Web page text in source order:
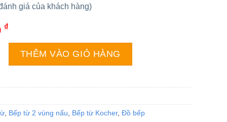
giá của khách hàng)
₫
DI-833GE số lượng
THÊM VÀO GIỎ HÀNG
, Bếp từ 2 vùng nấu Bếp từ Kocher, Đồ bếp